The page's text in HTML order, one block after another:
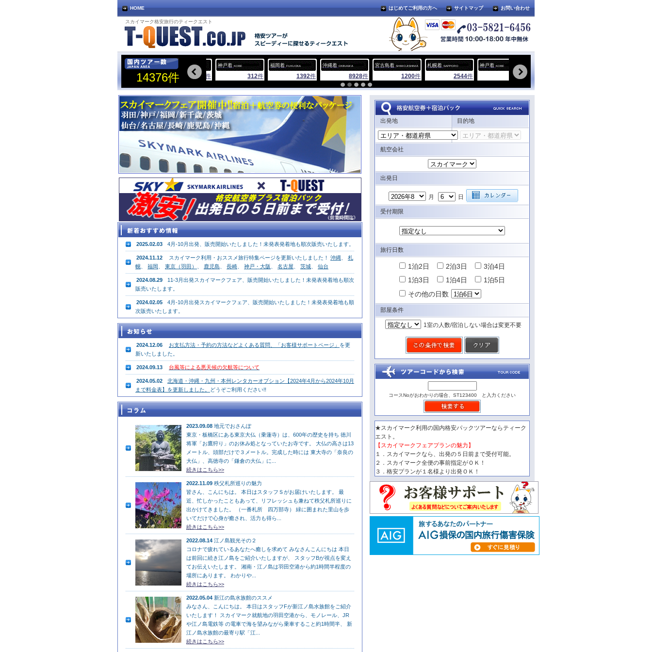
HOME お問い合わせ
サイトマップ
はじめてご利用の方へ
スカイマーク格安旅行のティークエスト
14376件
宮古島着 SHIMOJISHIMA
1200件
札幌着 SAPPORO
2544 件
神戸着KOBE
312件
福岡着FUKUOKA
1392件
沖縄着OKINAWA
8928件
宮古島着SHIMOJISHIMA
1200件
札幌着SAPPORO
2544件
神戸着KOBE
312件
2025.02.03 4月-10月出発、販売開始いたしました！未発表発着地も順次販売いたします。
2024.11.12 スカイマーク利用・おススメ旅行特集ページを更新いたしました！ 沖縄
札
幌
福岡 東京（羽田） 鹿児島 長崎 神戸・大阪 名古屋 茨城 仙台
2024.08.29
11-3月出発スカイマークフェア、販売開始いたしました！未発表発着地も順次
販売いたします。
2024.02.05
4月-10月出発スカイマークフェア、販売開始いたしました！未発表発着地も順
次販売いたします。
2024.12.06 お支払方法・予約の方法などよくある質問、「お客様サポートページ」 を更
新いたしました。
2024.09.13 台風等による悪天候の欠航等について
2024.05.02
北海道・沖縄・九州・本州レンタカーオプション【2024年4月から2024年10月
まで料金表】を更新しました。 どうぞご利用ください!!
2023.09.08 地元でおさんぽ
東京・板橋区にある東京大仏（乗蓮寺）は、600年の歴史を持ち 徳川
将軍「お鷹狩り」のお休み処となっていたお寺です。 大仏の高さは13
メートル、頭部だけで３メートル。完成した時には 東大寺の「奈良の
大仏」、高徳寺の「鎌倉の大仏」に...
続きはこちら>>
2022.11.09 秩父札所巡りの魅力
皆さん、こんにちは。 本日はスタッフＳがお届けいたします。 最
近、忙しかったこともあって、リフレッシュも兼ねて秩父札所巡りに
出かけてきました。 （一番札所 四万部寺） 緑に囲まれた里山を歩
いてだけで心身が癒され、活力も得ら...
続きはこちら>>
2022.08.14 江ノ島観光その２
コロナで疲れているあなたへ癒しを求めて みなさんこんにちは 本日
は前回に続き江ノ島をご紹介いたしますが、 スタッフBが視点を変え
てお伝えいたします。 湘南・江ノ島は羽田空港から約1時間半程度の
場所にあります。 わかりや...
続きはこちら>>
2022.05.04 新江の島水族館のススメ
みなさん、こんにちは。 本日はスタッフFが新江ノ島水族館をご紹介
いたします！ スカイマーク就航地の羽田空港から、モノレール、JR
や江ノ島電鉄等 の電車で海を望みながら乗車すること約1時間半、 新
江ノ島水族館の最寄り駅「江...
続きはこちら>>
出発地 目的地
航空会社
出発日
月 日
受付期限
旅行日数
1泊2日 2泊3日
3泊4日
1泊3日
1泊4日
1泊5日
その他の日数
部屋条件
1室の人数/宿泊しない場合は変更不要
コースNoがおわかりの場合、ST123400 と入力ください
★スカイマーク利用の国内格安パックツアーならティーク
エスト。
【スカイマークフェアプランの魅力】
１．スカイマークなら、出発の５日前まで受付可能。
２．スカイマーク全便の事前指定がＯＫ！
３．格安プランが１名様より出発ＯＫ！